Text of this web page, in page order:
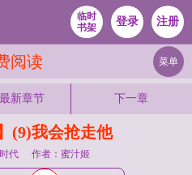
临时
书架
登录 注册
阅读 菜单
新章节 下一章
(9)我会抢走他
代 作者：蜜汁姬